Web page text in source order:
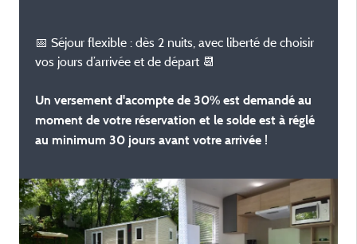
📅 Séjour flexible : dès 2 nuits, avec liberté de choisir
vos jours d’arrivée et de départ 📆
Un versement d'acompte de 30% est demandé au
moment de votre réservation et le solde est à réglé
au minimum 30 jours avant votre arrivée !